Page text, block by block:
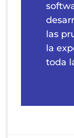
las
la
toda